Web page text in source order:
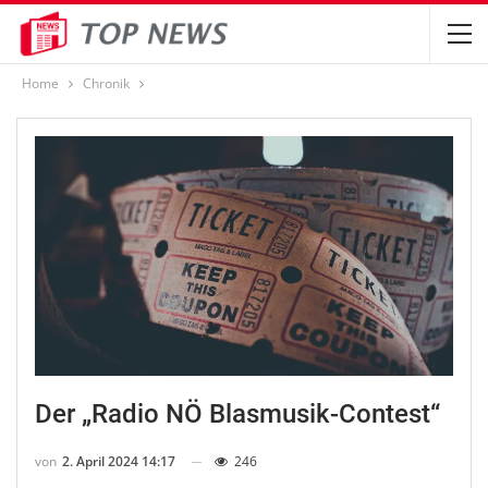
Home Chronik
Der „Radio NÖ Blasmusik-Contest“
von 2. April 2024 14:17 246